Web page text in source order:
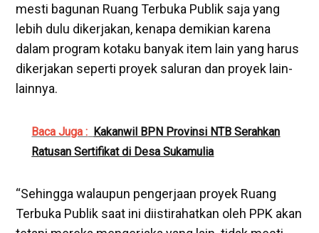
mesti bagunan Ruang Terbuka Publik saja yang
lebih dulu dikerjakan, kenapa demikian karena
dalam program kotaku banyak item lain yang harus
dikerjakan seperti proyek saluran dan proyek lain-
lainnya.
Baca Juga : Kakanwil BPN Provinsi NTB Serahkan
Ratusan Sertifikat di Desa Sukamulia
“Sehingga walaupun pengerjaan proyek Ruang
Terbuka Publik saat ini diistirahatkan oleh PPK akan